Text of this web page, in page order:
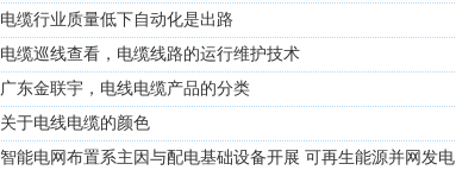
电缆行业质量低下自动化是出路
电缆巡线查看，电缆线路的运行维护技术
广东金联宇，电线电缆产品的分类
关于电线电缆的颜色
智能电网布置系主因与配电基础设备开展 可再生能源并网发电